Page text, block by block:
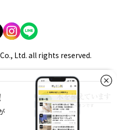
Ltd. all rights reserved.